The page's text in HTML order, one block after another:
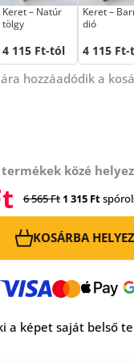
Keret – Natúr
tölgy
4 115 Ft-tól
Keret –
dió
4 115
hozzáadódik a
közé
6 565 Ft 1 315 Ft
KOSÁRBA
a képet saját belső